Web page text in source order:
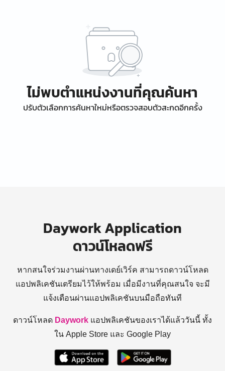
ไม่พบตำแหน่งงานที่คุณค้นหา
ปรับตัวเลือกการค้นหาใหม่หรือตรวจสอบตัวสะกดอีกครั้ง
Daywork Application
ดาวน์โหลดฟรี
หากสนใจร่วมงานผ่านทางเดย์เวิร์ค สามารถดาวน์โหลด
แอปพลิเคชันเตรียมไว้ให้พร้อม เมื่อมีงานที่คุณสนใจ จะมี
แจ้งเตือนผ่านแอปพลิเคชันบนมือถือทันที
ดาวน์โหลด Daywork แอปพลิเคชันของเราได้แล้ววันนี้ ทั้ง
ใน Apple Store และ Google Play